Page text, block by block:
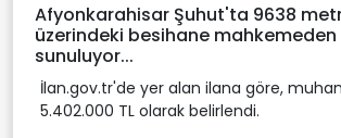
Afyonkarahisar Şuhut'ta 9638
üzerindeki besihane mahkemeden
sunuluyor...
İlan.gov.tr'de yer alan ilana göre,
5.402.000 TL olarak belirlendi.